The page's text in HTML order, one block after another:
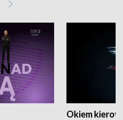
Okiem